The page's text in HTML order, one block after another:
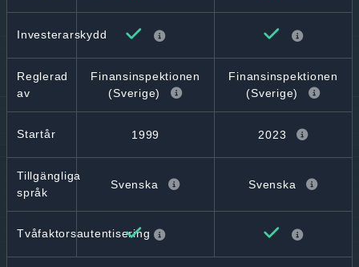
Investerarskydd
Reglerad
av
Finansinspektionen
(Sverige)
Finansinspektionen
(Sverige)
Startår 1999 2023
Tillgängliga
språk
Svenska Svenska
Tvåfaktorsautentisering